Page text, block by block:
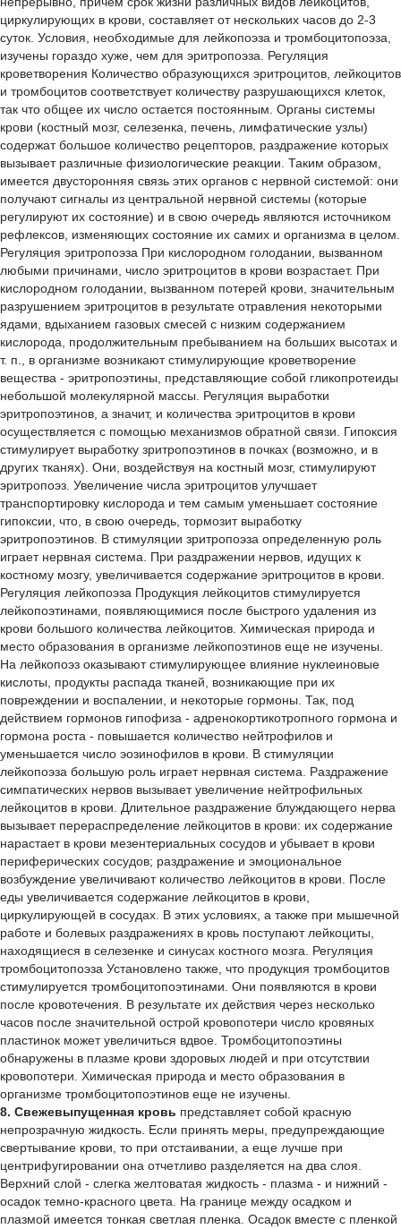
8. Свежевыпущенная кровь представляет собой красную
непрозрачную жидкость. Если принять меры, предупреждающие
свертывание крови, то при отстаивании, а еще лучше при
центрифугировании она отчетливо разделяется на два слоя.
Верхний слой - слегка желтоватая жидкость - плазма - и нижний -
осадок темно-красного цвета. На границе между осадком и
плазмой имеется тонкая светлая пленка. Осадок вместе с пленкой